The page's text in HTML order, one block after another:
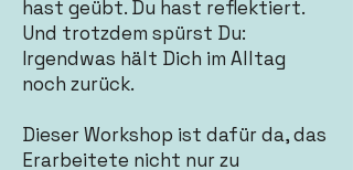
hast geübt. Du hast reflektiert.
Und trotzdem spürst Du:
Irgendwas hält Dich im Alltag
noch zurück.
Dieser Workshop ist dafür da, das
Erarbeitete nicht nur zu